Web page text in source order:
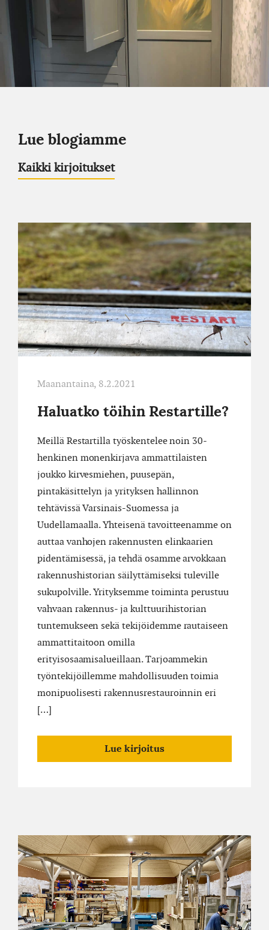
Lue blogiamme
Kaikki kirjoitukset
Haluatko
töihin
Restartille?
Haluatko töihin Restartille?
Meillä Restartilla työskentelee noin 30-
henkinen monenkirjava ammattilaisten
joukko kirvesmiehen, puusepän,
pintakäsittelyn ja yrityksen hallinnon
tehtävissä Varsinais-Suomessa ja
Uudellamaalla. Yhteisenä tavoitteenamme on
auttaa vanhojen rakennusten elinkaarien
pidentämisessä, ja tehdä osamme arvokkaan
rakennushistorian säilyttämiseksi tuleville
sukupolville. Yrityksemme toiminta perustuu
vahvaan rakennus- ja kulttuurihistorian
tuntemukseen sekä tekijöidemme rautaiseen
ammattitaitoon omilla
erityisosaamisalueillaan. Tarjoammekin
työntekijöillemme mahdollisuuden toimia
monipuolisesti rakennusrestauroinnin eri
[…]
Lue kirjoitus
Maanantaina, 8.2.2021
Restartin
verstaassa
saat
puuseppien
ja
maalareiden
taidot
käyttöösi